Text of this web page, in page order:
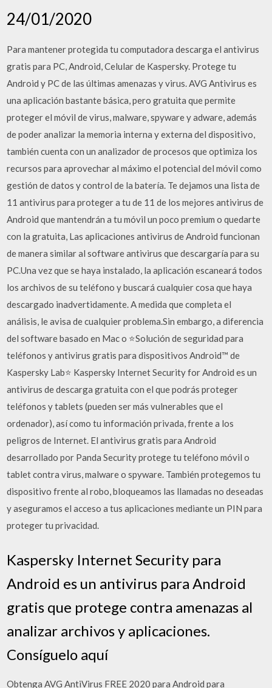
24/01/2020
Para mantener protegida tu computadora descarga el antivirus
gratis para PC, Android, Celular de Kaspersky. Protege tu
Android y PC de las últimas amenazas y virus. AVG Antivirus es
una aplicación bastante básica, pero gratuita que permite
proteger el móvil de virus, malware, spyware y adware, además
de poder analizar la memoria interna y externa del dispositivo,
también cuenta con un analizador de procesos que optimiza los
recursos para aprovechar al máximo el potencial del móvil como
gestión de datos y control de la batería. Te dejamos una lista de
11 antivirus para proteger a tu de 11 de los mejores antivirus de
Android que mantendrán a tu móvil un poco premium o quedarte
con la gratuita, Las aplicaciones antivirus de Android funcionan
de manera similar al software antivirus que descargaría para su
PC.Una vez que se haya instalado, la aplicación escaneará todos
los archivos de su teléfono y buscará cualquier cosa que haya
descargado inadvertidamente. A medida que completa el
análisis, le avisa de cualquier problema.Sin embargo, a diferencia
del software basado en Mac o ⭐Solución de seguridad para
teléfonos y antivirus gratis para dispositivos Android™ de
Kaspersky Lab⭐ Kaspersky Internet Security for Android es un
antivirus de descarga gratuita con el que podrás proteger
teléfonos y tablets (pueden ser más vulnerables que el
ordenador), así como tu información privada, frente a los
peligros de Internet. El antivirus gratis para Android
desarrollado por Panda Security protege tu teléfono móvil o
tablet contra virus, malware o spyware. También protegemos tu
dispositivo frente al robo, bloqueamos las llamadas no deseadas
y aseguramos el acceso a tus aplicaciones mediante un PIN para
proteger tu privacidad.
Kaspersky Internet Security para
Android es un antivirus para Android
gratis que protege contra amenazas al
analizar archivos y aplicaciones.
Consíguelo aquí
Obtenga AVG AntiVirus FREE 2020 para Android para